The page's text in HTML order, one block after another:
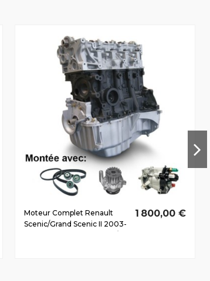
Moteur Complet Renault
Scenic/Grand Scenic II 2003-
1 800,00 €